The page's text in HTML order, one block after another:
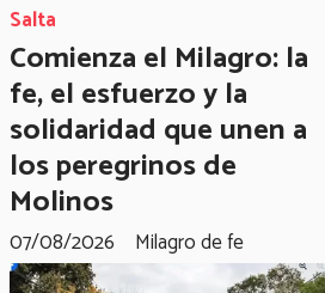
Comienza el Milagro: la
fe, el esfuerzo y la
solidaridad que unen a
los peregrinos de
Molinos
Milagro de fe
Salta
07/08/2026